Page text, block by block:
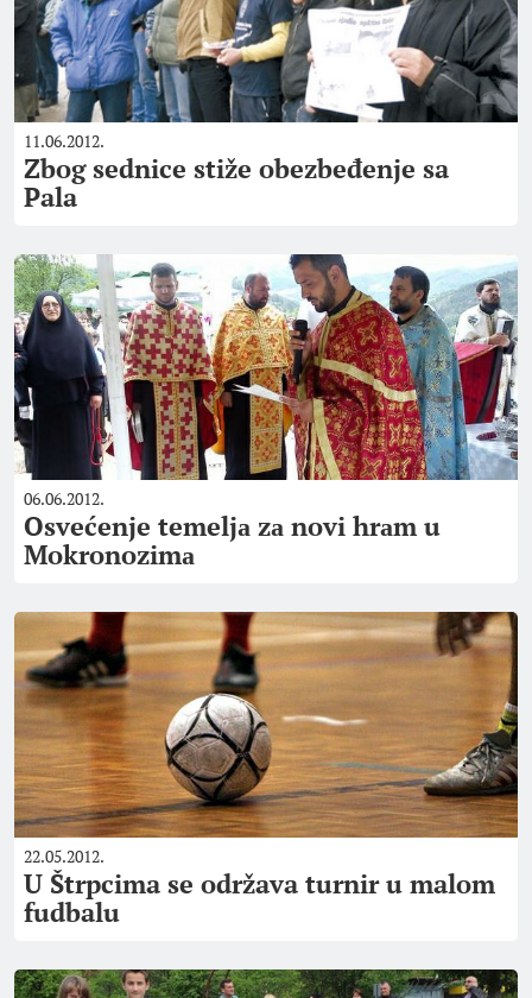
11.06.2012.
Zbog sednice stiže obezbeđenje sa
Pala
06.06.2012.
Osvećenje temeljа zа novi hrаm u
Mokronozimа
22.05.2012.
U Štrpcima se održava turnir u malom
fudbalu